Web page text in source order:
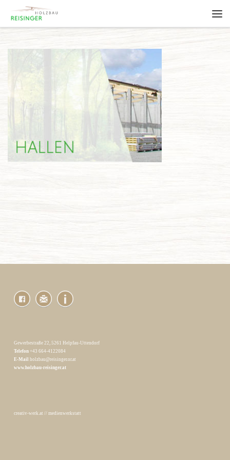
Gewerbestraße 22, 5261 Helpfau-Uttendorf
Telefon+43 664-4122084
E-Mail
holzbau@reisinger.or.at
www.holzbau-reisinger.at
creativ-werk.at // medienwerkstatt